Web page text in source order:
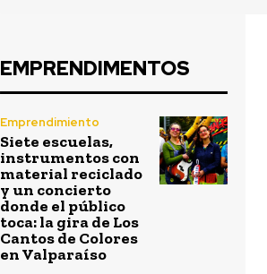
EMPRENDIMENTOS
Emprendimiento
Siete escuelas,
instrumentos con
material reciclado
y un concierto
donde el público
toca: la gira de Los
Cantos de Colores
en Valparaíso